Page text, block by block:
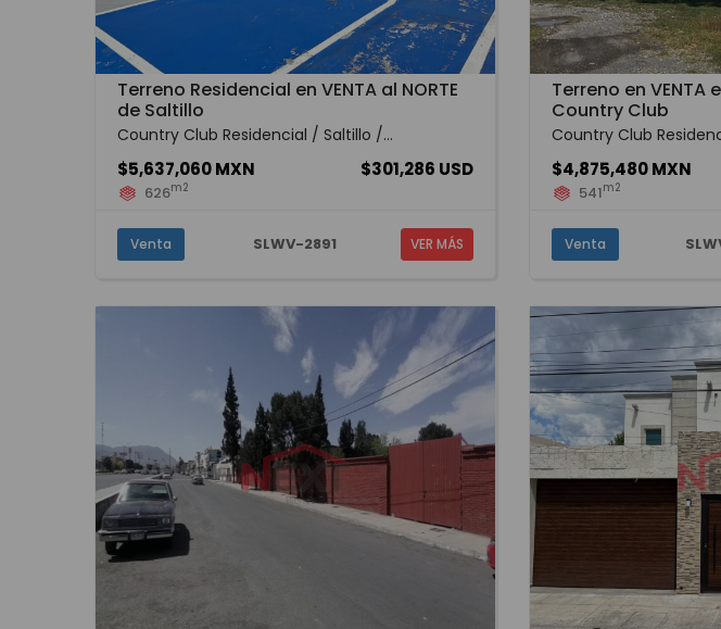
Terreno Residencial en VENTA al NORTE
de Saltillo
Country Club Residencial / Saltillo /...
$5,637,060 MXN $301,286 USD
626m2
Venta SLWV-2891 VER MÁS
Terreno en VENTA
Country Club
Country Club
$4,875,480 MXN
541m2
Venta